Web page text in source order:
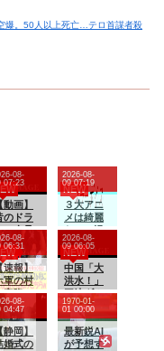
爆。50人以上死亡…テロ首謀者殺
【動画】
のドラ
、今見
とアウ
すぎる
ｗｗｗ
ｗｗｗ
08-
07:23
３大アニ
メは綺麗
なのに漫
画の絵が
死ぬほど
下手な漫
画「鬼
滅」「進
撃の巨
人」
NEW
2026-08-
09 07:19
速報】
軍の村
宗隆、2
合連続
26号‼
08-
06:31
中国「大
洪水！」
三峡ダム
「決壊危
機」台風
13号「三
峡直撃確
NEW
2026-08-
09 06:05
【静岡】
婚式の
08-
04:47
最新鋭AI
が予想す
1970-01-
01 00:00